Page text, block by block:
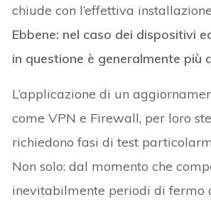
chiude con l’effettiva
Ebbene: nel caso dei dispositivi
in questione è generalmente più
L’applicazione di un
come VPN e Firewall, per loro
richiedono fasi di test
Non solo: dal momento che
inevitabilmente periodi di fermo